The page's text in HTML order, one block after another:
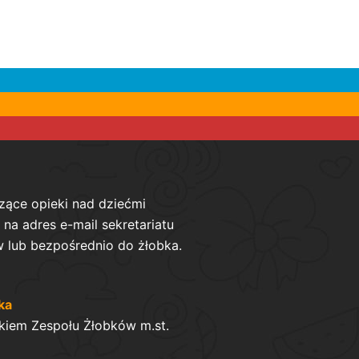
opieki nad dziećmi
adres e-mail sekretariatu
lub bezpośrednio do żłobka.
Zespołu Żłobków m.st.